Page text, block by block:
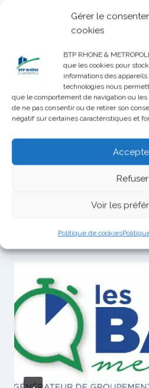
Gérer le
cookies
BTP RHONE &
que les cookies pour
informations des
technologies nous
que le comportement de navigation ou
de ne pas consentir ou de retirer son
négatif sur certaines caractéristiques et
Refuser
Voir les
Politique de cookies
Félicitations à l’équipe
remettre en jeu son trophée
Navigation
PRÉCÉDENT
Assemblée générale
2018
Publications